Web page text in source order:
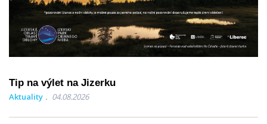
Tip na výlet na Jizerku
Aktuality 04.08.2026